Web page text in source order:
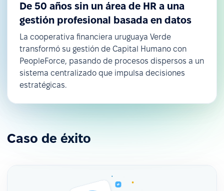
De 50 años sin un área de HR a una
gestión profesional basada en datos
La cooperativa financiera uruguaya Verde
transformó su gestión de Capital Humano con
PeopleForce, pasando de procesos dispersos a un
sistema centralizado que impulsa decisiones
estratégicas.
Caso de éxito